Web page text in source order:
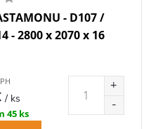
- D107 /
- 2800 x 2070 x 16
/ ks
45 ks